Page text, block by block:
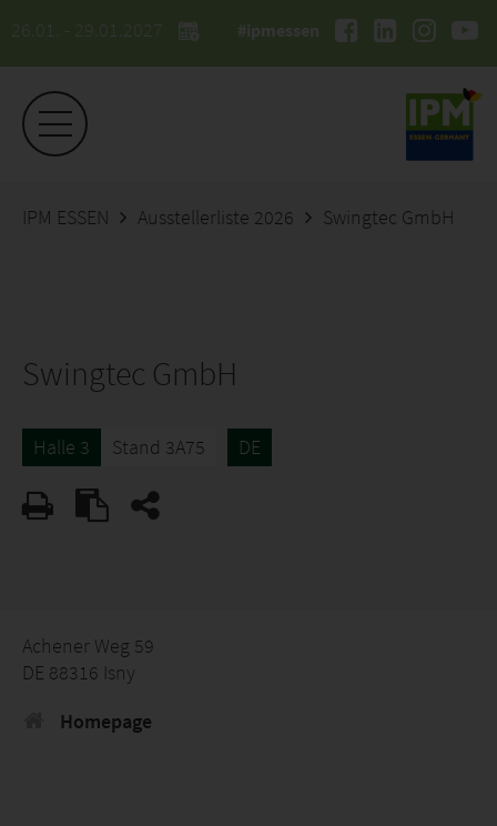
26.01. - 29.01.2027 #ipmessen
IPM ESSEN Ausstellerliste 2026 Swingtec GmbH
Swingtec GmbH
Halle 3 Stand 3A75 DE
Achener Weg 59
DE 88316 Isny
Homepage